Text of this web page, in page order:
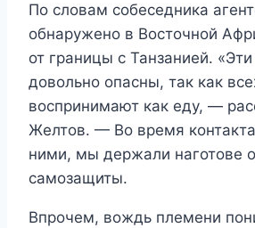
По словам собеседника
обнаружено в Восточной
от границы с Танзанией.
довольно опасны, так как
воспринимают как еду, —
Желтов. — Во время
ними, мы держали наготове
самозащиты.
Впрочем, вождь племени